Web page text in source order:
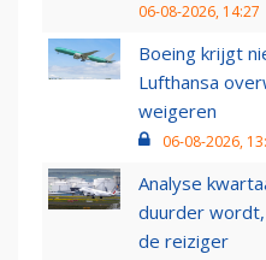
06-08-2026, 14:27
Boeing krijgt
Lufthansa
weigeren
06-08-2026,
Analyse
duurder
de reiziger